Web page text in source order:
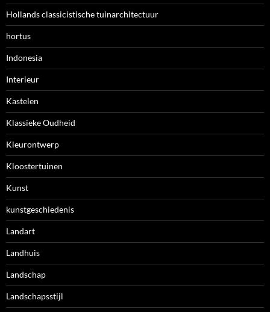
Hollands classicistische tuinarchitectuur
hortus
Indonesia
Interieur
Kastelen
Klassieke Oudheid
Kleurontwerp
Kloostertuinen
Kunst
kunstgeschiedenis
Landart
Landhuis
Landschap
Landschapsstijl